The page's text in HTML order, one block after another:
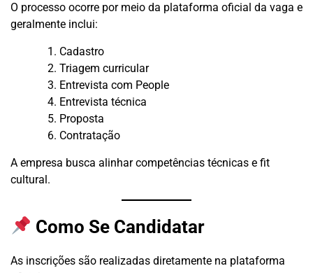
O processo ocorre por meio da plataforma oficial da vaga e
geralmente inclui:
Cadastro
Triagem curricular
Entrevista com People
Entrevista técnica
Proposta
Contratação
A empresa busca alinhar competências técnicas e fit
cultural.
Como Se Candidatar
As inscrições são realizadas diretamente na plataforma